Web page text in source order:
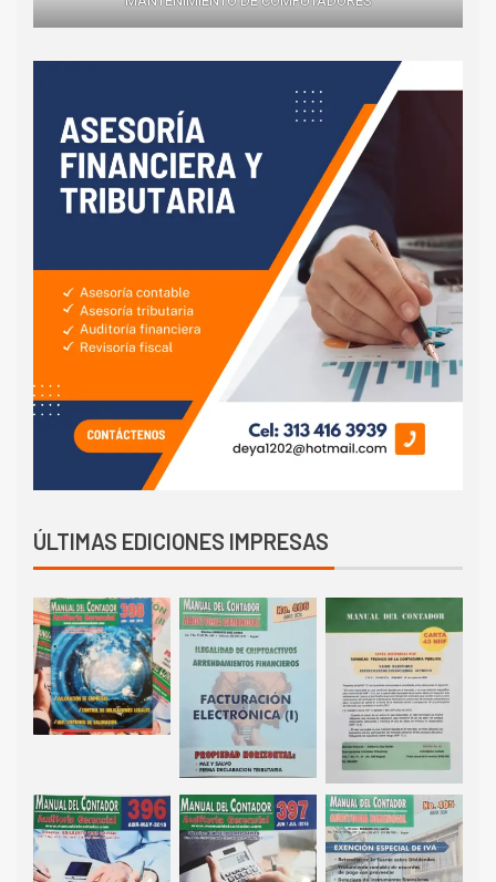
ÚLTIMAS EDICIONES IMPRESAS